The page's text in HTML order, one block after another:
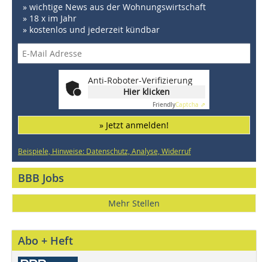
» wichtige News aus der Wohnungswirtschaft
» 18 x im Jahr
» kostenlos und jederzeit kündbar
Anti-Roboter-Verifizierung
Hier klicken
FriendlyCaptcha ⇗
» Jetzt anmelden!
Beispiele, Hinweise: Datenschutz, Analyse, Widerruf
BBB Jobs
Mehr Stellen
Abo + Heft